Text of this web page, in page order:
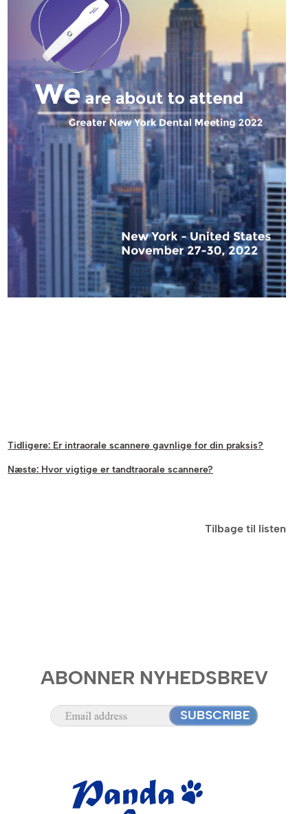
Tidligere: Er intraorale scannere gavnlige for din praksis?
Næste: Hvor vigtige er tandtraorale scannere?
Tilbage til listen
ABONNER NYHEDSBREV